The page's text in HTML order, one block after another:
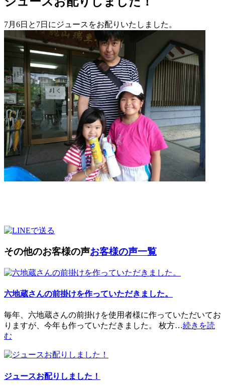
7月6日と7日にジュースをお配りいたしました。
その他のお客様の声お客様の声一覧
六地蔵さんの前掛けを作っていただきました。
毎年、六地蔵さんの前掛けを使用者様に作っていただいてお
りますが、今年も作っていただきました。 枚方…続きを読
む
ジュースお配りしました！